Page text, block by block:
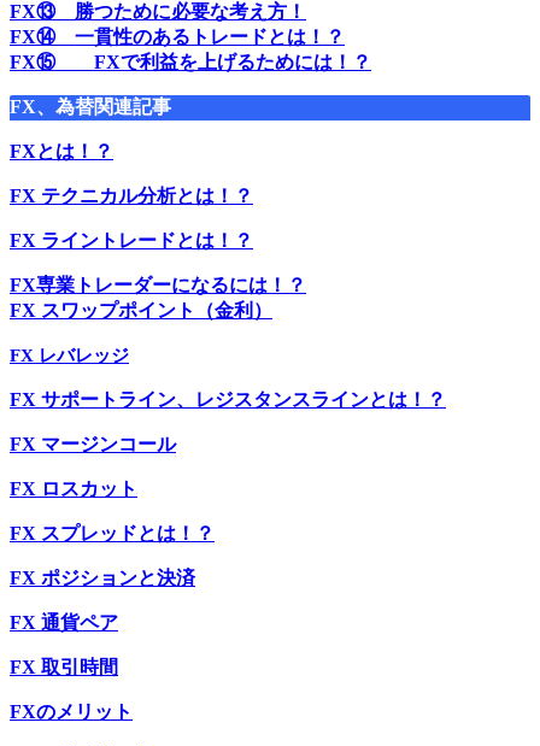
FX⑬ 勝つために必要な考え方！
FX⑭ 一貫性のあるトレードとは！？
FX⑮ FXで利益を上げるためには！？
FX、為替関連記事
FXとは！？
FX テクニカル分析とは！？
FX ライントレードとは！？
FX専業トレーダーになるには！？
FX スワップポイント（金利）
FX レバレッジ
FX サポートライン、レジスタンスラインとは！？
FX マージンコール
FX ロスカット
FX スプレッドとは！？
FX ポジションと決済
FX 通貨ペア
FX 取引時間
FXのメリット